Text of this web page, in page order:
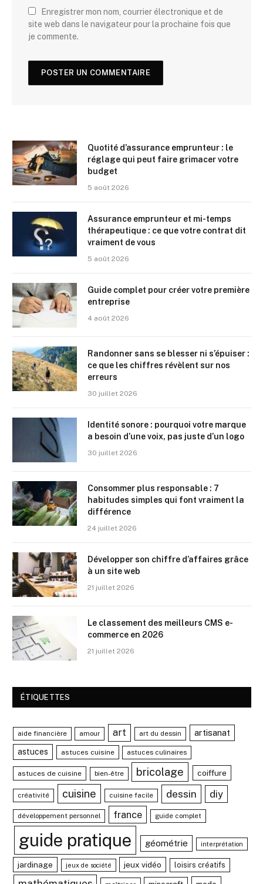
Enregistrer mon nom, courrier électronique et de
site web dans le navigateur pour la prochaine fois que
je commente.
Quotité d’assurance emprunteur : le
réglage qui peut faire grimacer votre
budget
5 août 2026
Assurance emprunteur et mi-temps
thérapeutique : ce que votre contrat dit
vraiment de vous
5 août 2026
Guide complet pour créer votre première
entreprise
4 août 2026
Randonner sans se blesser ni s’épuiser :
ce que les chiffres révèlent sur nos
erreurs
30 juillet 2026
Identité sonore : pourquoi votre marque
a besoin d’une voix, pas juste d’un logo
30 juillet 2026
Consommer plus responsable : 7
habitudes simples qui font vraiment la
différence
24 juillet 2026
Développer son chiffre d’affaires grâce
à un site web
21 juillet 2026
Le classement des meilleurs CMS e-
commerce en 2026
21 juillet 2026
ÉTIQUETTES
aide financière amour art art du dessin artisanat
astuces astuces cuisine astuces culinaires
astuces de cuisine bien-être bricolage coiffure
créativité cuisine cuisine facile dessin diy
développement personnel france guide complet
guide pratique géométrie interprétation
jardinage jeux de société jeux vidéo loisirs créatifs